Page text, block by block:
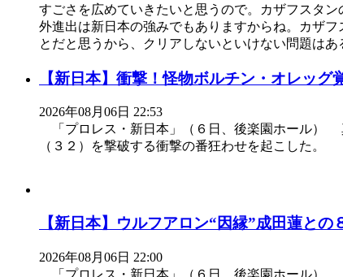
すごさを広めていきたいと思うので。カザフスタ
外進出は新日本の強みでもありますからね。カザ
とだと思うから、クリアしないといけない問題は
【新日本】衝撃！怪物ボルチン・オレッ
2026年08月06日 22:53
「プロレス・新日本」（６日、後楽園ホール）
（３２）を撃破する衝撃の番狂わせを起こした。
【新日本】ウルフアロン“因縁”成田蓮と
2026年08月06日 22:00
「プロレス・新日本」（６日、後楽園ホール）